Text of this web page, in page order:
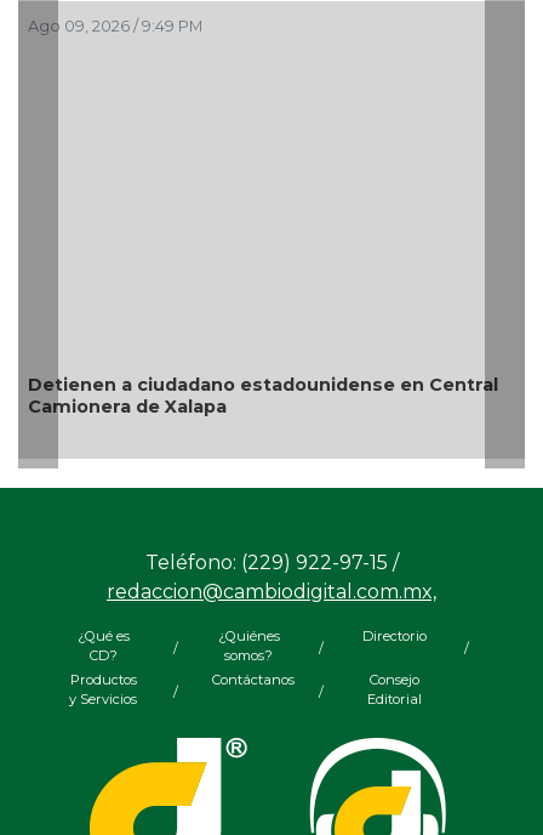
Ago 09, 2026 / 9:49 PM
Detienen a ciudadano estadounidense en Central
Camionera de Xalapa
Teléfono: (229) 922-97-15 /
redaccion@cambiodigital.com.mx,
¿Qué es
CD?
/
¿Quiénes
somos?
/
Directorio
/
Productos
y Servicios
/
Contáctanos
/
Consejo
Editorial